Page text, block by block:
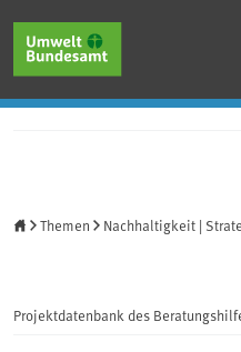
Themen Nachhaltigkeit |
Projektdatenbank des